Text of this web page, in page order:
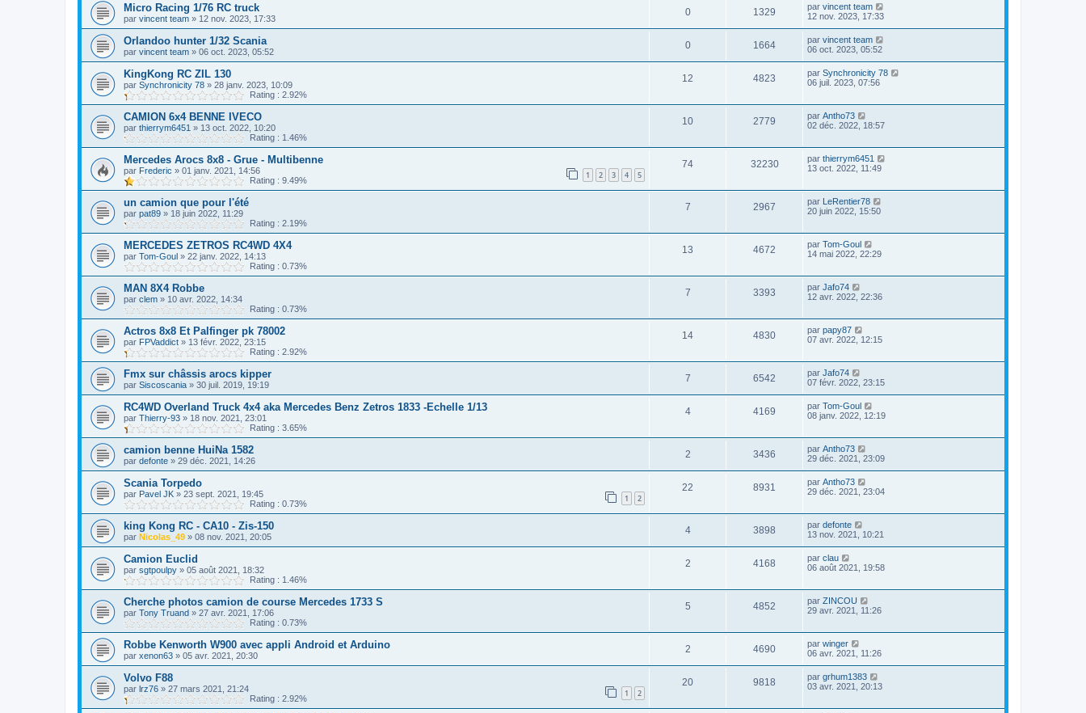
Micro Racing 1/76 RC truck
par vincent team » 12 nov. 2023, 17:33
0 1329 par vincent team
12 nov. 2023, 17:33
Orlandoo hunter 1/32 Scania
par vincent team » 06 oct. 2023, 05:52
0 1664 par vincent team
06 oct. 2023, 05:52
KingKong RC ZIL 130
par Synchronicity 78 » 28 janv. 2023, 10:09
Rating : 2.92%
12 4823 par Synchronicity 78
06 juil. 2023, 07:56
CAMION 6x4 BENNE IVECO
par thierrym6451 » 13 oct. 2022, 10:20
Rating : 1.46%
10 2779 par Antho73
02 déc. 2022, 18:57
Mercedes Arocs 8x8 - Grue - Multibenne
par Frederic » 01 janv. 2021, 14:56 1 2 3 4 5
Rating : 9.49%
74 32230 par thierrym6451
13 oct. 2022, 11:49
un camion que pour l'été
par pat89 » 18 juin 2022, 11:29
Rating : 2.19%
7 2967 par LeRentier78
20 juin 2022, 15:50
MERCEDES ZETROS RC4WD 4X4
par Tom-Goul » 22 janv. 2022, 14:13
Rating : 0.73%
13 4672 par Tom-Goul
14 mai 2022, 22:29
MAN 8X4 Robbe
par clem » 10 avr. 2022, 14:34
Rating : 0.73%
7 3393 par Jafo74
12 avr. 2022, 22:36
Actros 8x8 Et Palfinger pk 78002
par FPVaddict » 13 févr. 2022, 23:15
Rating : 2.92%
14 4830 par papy87
07 avr. 2022, 12:15
Fmx sur châssis arocs kipper
par Siscoscania » 30 juil. 2019, 19:19
7 6542 par Jafo74
07 févr. 2022, 23:15
RC4WD Overland Truck 4x4 aka Mercedes Benz Zetros 1833 -Echelle 1/13
par Thierry-93 » 18 nov. 2021, 23:01
Rating : 3.65%
4 4169 par Tom-Goul
08 janv. 2022, 12:19
camion benne HuiNa 1582
par defonte » 29 déc. 2021, 14:26
2 3436 par Antho73
29 déc. 2021, 23:09
Scania Torpedo
par Pavel JK » 23 sept. 2021, 19:45 1 2
Rating : 0.73%
22 8931 par Antho73
29 déc. 2021, 23:04
king Kong RC - CA10 - Zis-150
par Nicolas_49 » 08 nov. 2021, 20:05
4 3898 par defonte
13 nov. 2021, 10:21
Camion Euclid
par sgtpoulpy » 05 août 2021, 18:32
Rating : 1.46%
2 4168 par clau
06 août 2021, 19:58
Cherche photos camion de course Mercedes 1733 S
par Tony Truand » 27 avr. 2021, 17:06
Rating : 0.73%
5 4852 par ZINCOU
29 avr. 2021, 11:26
Robbe Kenworth W900 avec appli Android et Arduino
par xenon63 » 05 avr. 2021, 20:30
2 4690 par winger
06 avr. 2021, 11:26
Volvo F88
par lrz76 » 27 mars 2021, 21:24 1 2
Rating : 2.92%
20 9818 par grhum1383
03 avr. 2021, 20:13